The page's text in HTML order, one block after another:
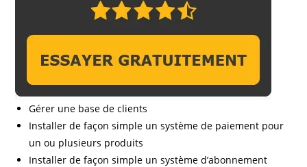
Gérer une base de clients
Installer de façon simple un système de paiement pour
un ou plusieurs produits
Installer de façon simple un système d’abonnement